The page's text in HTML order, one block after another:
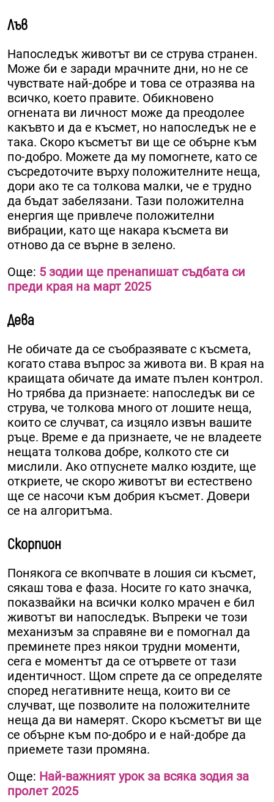
Лъв
Напоследък животът ви се струва странен.
Може би е заради мрачните дни, но не се
чувствате най-добре и това се отразява на
всичко, което правите. Обикновено
огнената ви личност може да преодолее
какъвто и да е късмет, но напоследък не е
така. Скоро късметът ви ще се обърне към
по-добро. Можете да му помогнете, като се
съсредоточите върху положителните неща,
дори ако те са толкова малки, че е трудно
да бъдат забелязани. Тази положителна
енергия ще привлече положителни
вибрации, като ще накара късмета ви
отново да се върне в зелено.
Още: 5 зодии ще пренапишат съдбата си
преди края на март 2025
Дева
Не обичате да се съобразявате с късмета,
когато става въпрос за живота ви. В края на
краищата обичате да имате пълен контрол.
Но трябва да признаете: напоследък ви се
струва, че толкова много от лошите неща,
които се случват, са изцяло извън вашите
ръце. Време е да признаете, че не владеете
нещата толкова добре, колкото сте си
мислили. Ако отпуснете малко юздите, ще
откриете, че скоро животът ви естествено
ще се насочи към добрия късмет. Довери
се на алгоритъма.
Скорпион
Понякога се вкопчвате в лошия си късмет,
сякаш това е фаза. Носите го като значка,
показвайки на всички колко мрачен е бил
животът ви напоследък. Въпреки че този
механизъм за справяне ви е помогнал да
преминете през някои трудни моменти,
сега е моментът да се отървете от тази
идентичност. Щом спрете да се определяте
според негативните неща, които ви се
случват, ще позволите на положителните
неща да ви намерят. Скоро късметът ви ще
се обърне към по-добро и е най-добре да
приемете тази промяна.
Още: Най-важният урок за всяка зодия за
пролет 2025